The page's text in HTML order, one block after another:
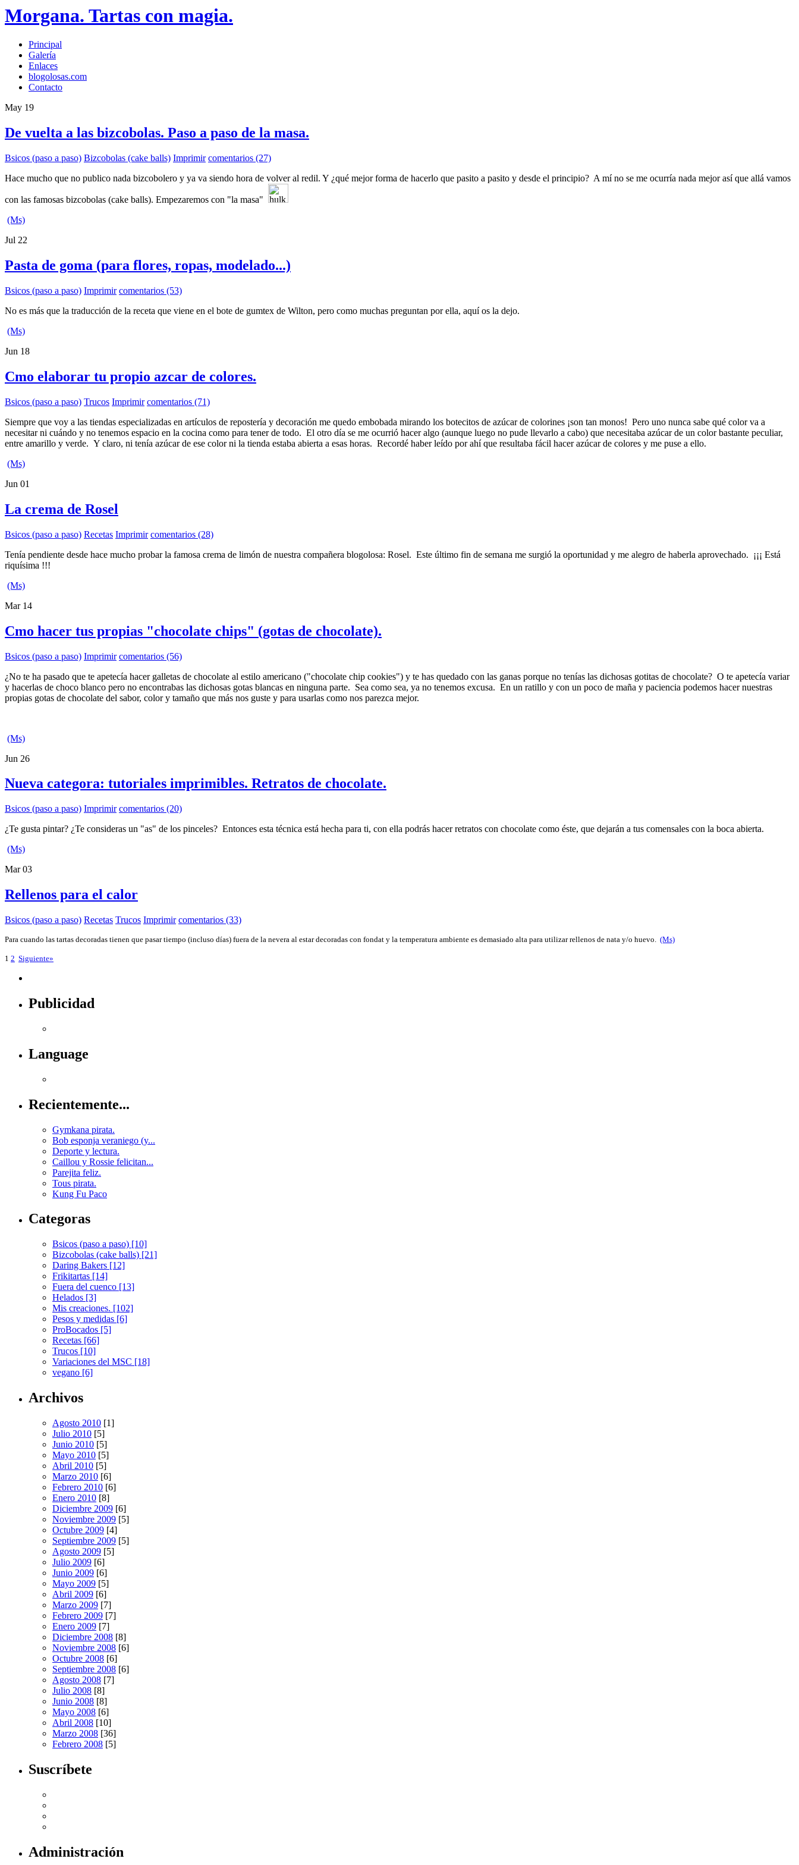
Morgana. Tartas con magia.
Principal
Galería
Enlaces
blogolosas.com
Contacto
May 19
De vuelta a las bizcobolas. Paso a paso de la masa.
Bsicos (paso a paso) Bizcobolas (cake balls) Imprimir comentarios (27)
Hace mucho que no publico nada bizcobolero y ya va siendo hora de volver al redil. Y ¿qué mejor forma de hacerlo que pasito a pasito y desde el principio? A mí no se me ocurría nada mejor así que allá vamos
con las famosas bizcobolas (cake balls). Empezaremos con "la masa"
(Ms)
Jul 22
Pasta de goma (para flores, ropas, modelado...)
Bsicos (paso a paso) Imprimir comentarios (53)
No es más que la traducción de la receta que viene en el bote de gumtex de Wilton, pero como muchas preguntan por ella, aquí os la dejo.
(Ms)
Jun 18
Cmo elaborar tu propio azcar de colores.
Bsicos (paso a paso) Trucos Imprimir comentarios (71)
Siempre que voy a las tiendas especializadas en artículos de repostería y decoración me quedo embobada mirando los botecitos de azúcar de colorines ¡son tan monos! Pero uno nunca sabe qué color va a
necesitar ni cuándo y no tenemos espacio en la cocina como para tener de todo. El otro día se me ocurrió hacer algo (aunque luego no pude llevarlo a cabo) que necesitaba azúcar de un color bastante peculiar,
entre amarillo y verde. Y claro, ni tenía azúcar de ese color ni la tienda estaba abierta a esas horas. Recordé haber leído por ahí que resultaba fácil hacer azúcar de colores y me puse a ello.
(Ms)
Jun 01
La crema de Rosel
Bsicos (paso a paso) Recetas Imprimir comentarios (28)
Tenía pendiente desde hace mucho probar la famosa crema de limón de nuestra compañera blogolosa: Rosel. Este último fin de semana me surgió la oportunidad y me alegro de haberla aprovechado. ¡¡¡ Está
riquísima !!!
(Ms)
Mar 14
Cmo hacer tus propias "chocolate chips" (gotas de chocolate).
Bsicos (paso a paso) Imprimir comentarios (56)
¿No te ha pasado que te apetecía hacer galletas de chocolate al estilo americano ("chocolate chip cookies") y te has quedado con las ganas porque no tenías las dichosas gotitas de chocolate? O te apetecía variar
y hacerlas de choco blanco pero no encontrabas las dichosas gotas blancas en ninguna parte. Sea como sea, ya no tenemos excusa. En un ratillo y con un poco de maña y paciencia podemos hacer nuestras
propias gotas de chocolate del sabor, color y tamaño que más nos guste y para usarlas como nos parezca mejor.
(Ms)
Jun 26
Nueva categora: tutoriales imprimibles. Retratos de chocolate.
Bsicos (paso a paso) Imprimir comentarios (20)
¿Te gusta pintar? ¿Te consideras un "as" de los pinceles? Entonces esta técnica está hecha para ti, con ella podrás hacer retratos con chocolate como éste, que dejarán a tus comensales con la boca abierta.
(Ms)
Mar 03
Rellenos para el calor
Bsicos (paso a paso) Recetas Trucos Imprimir comentarios (33)
Para cuando las tartas decoradas tienen que pasar tiempo (incluso días) fuera de la nevera al estar decoradas con fondat y la temperatura ambiente es demasiado alta para utilizar rellenos de nata y/o huevo. (Ms)
1 2 Siguiente»
Publicidad
Language
Recientemente...
Gymkana pirata.
Bob esponja veraniego (y...
Deporte y lectura.
Caillou y Rossie felicitan...
Parejita feliz.
Tous pirata.
Kung Fu Paco
Categoras
Bsicos (paso a paso) [10]
Bizcobolas (cake balls) [21]
Daring Bakers [12]
Frikitartas [14]
Fuera del cuenco [13]
Helados [3]
Mis creaciones. [102]
Pesos y medidas [6]
ProBocados [5]
Recetas [66]
Trucos [10]
Variaciones del MSC [18]
vegano [6]
Archivos
Agosto 2010 [1]
Julio 2010 [5]
Junio 2010 [5]
Mayo 2010 [5]
Abril 2010 [5]
Marzo 2010 [6]
Febrero 2010 [6]
Enero 2010 [8]
Diciembre 2009 [6]
Noviembre 2009 [5]
Octubre 2009 [4]
Septiembre 2009 [5]
Agosto 2009 [5]
Julio 2009 [6]
Junio 2009 [6]
Mayo 2009 [5]
Abril 2009 [6]
Marzo 2009 [7]
Febrero 2009 [7]
Enero 2009 [7]
Diciembre 2008 [8]
Noviembre 2008 [6]
Octubre 2008 [6]
Septiembre 2008 [6]
Agosto 2008 [7]
Julio 2008 [8]
Junio 2008 [8]
Mayo 2008 [6]
Abril 2008 [10]
Marzo 2008 [36]
Febrero 2008 [5]
Suscríbete
Administración